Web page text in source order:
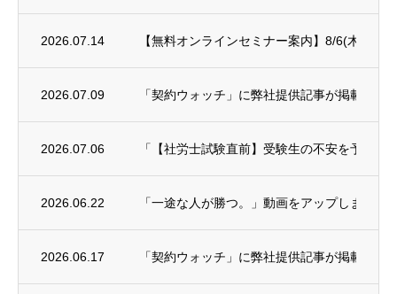
2026.07.14 【無料オンラインセミナー案内】8/6(木)年
2026.07.09 「契約ウォッチ」に弊社提供記事が掲載され
2026.07.06 「【社労士試験直前】受験生の不安を予備
2026.06.22 「一途な人が勝つ。」動画をアップしました
2026.06.17 「契約ウォッチ」に弊社提供記事が掲載され